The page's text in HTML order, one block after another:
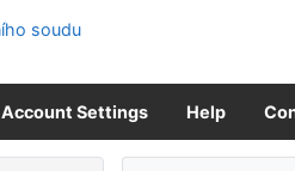
Account Settings Help